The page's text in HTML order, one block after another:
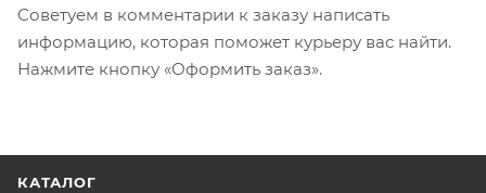
Советуем в комментарии к заказу написать
информацию, которая поможет курьеру вас найти.
Нажмите кнопку «Оформить заказ».
КАТАЛОГ